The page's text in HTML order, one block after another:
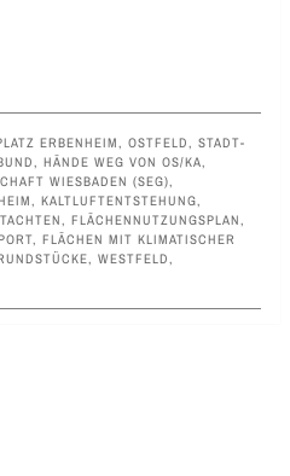
ERBENHEIM, OSTFELD, STADT-
, HÄNDE WEG VON OS/KA,
WIESBADEN (SEG),
, KALTLUFTENTSTEHUNG,
, FLÄCHENNUTZUNGSPLAN,
, FLÄCHEN MIT KLIMATISCHER
, WESTFELD,